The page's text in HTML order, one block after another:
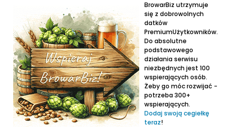
BrowarBiz utrzymuje
się z dobrowolnych
datków
PremiumUżytkowników.
Do absolutne
podstawowego
działania serwisu
niezbędnych jest 100
wspierających osób.
Żeby go móc rozwijać -
potrzeba 300+
wspierających.
Dodaj swoją cegiełkę
teraz!